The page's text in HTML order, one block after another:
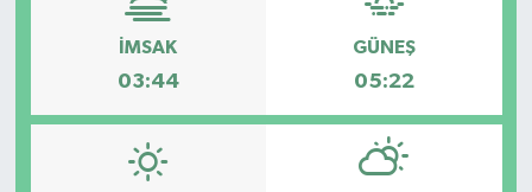
İMSAK
03:44
GÜNEŞ
05:22